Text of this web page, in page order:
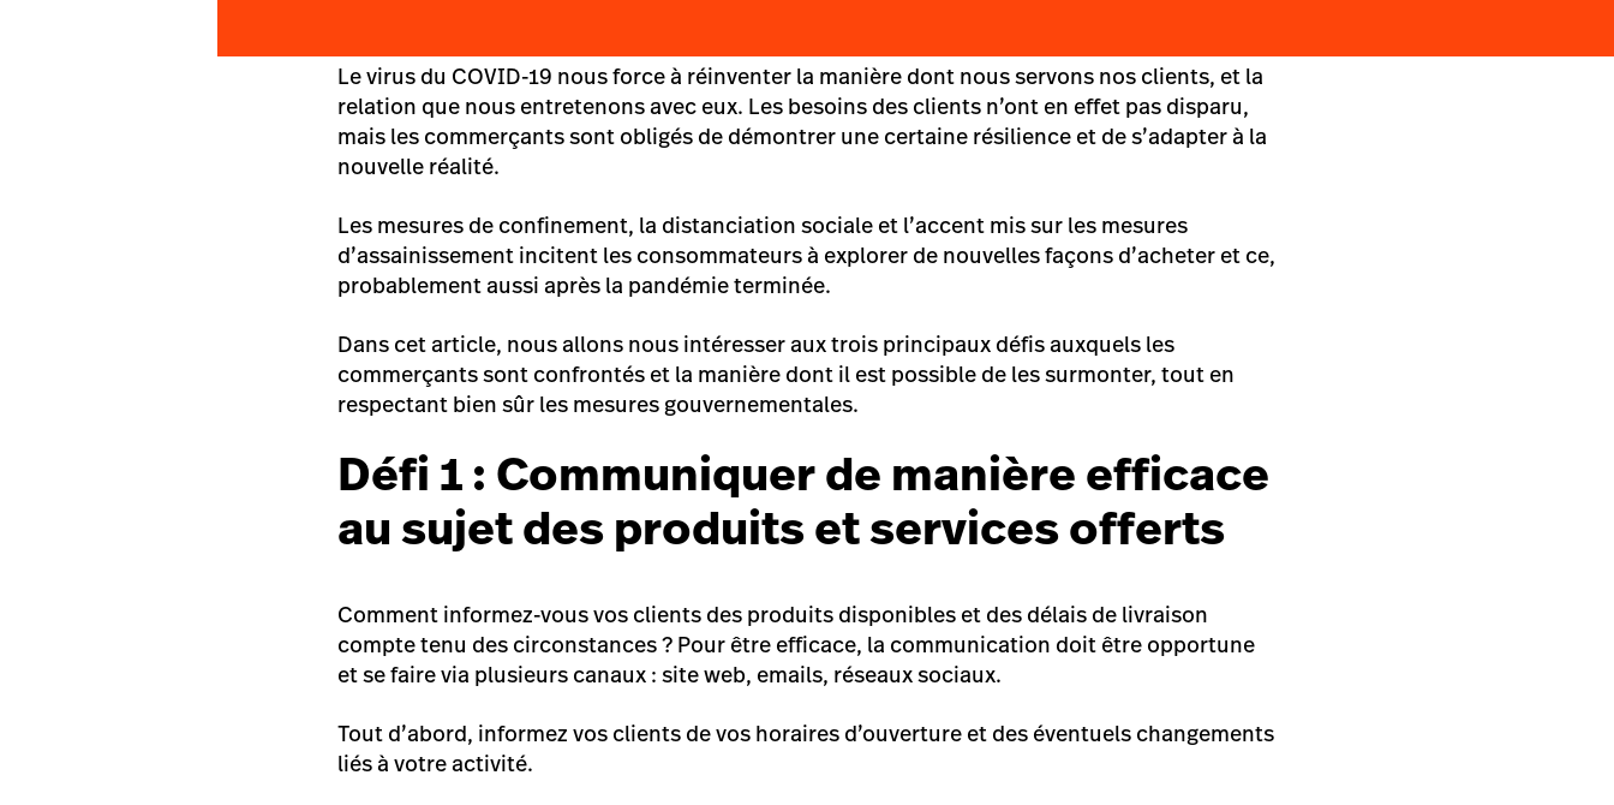
Le virus du COVID-19 nous force à réinventer la manière dont nous servons nos clients, et la
relation que nous entretenons avec eux. Les besoins des clients n’ont en effet pas disparu,
mais les commerçants sont obligés de démontrer une certaine résilience et de s’adapter à la
nouvelle réalité.
Les mesures de confinement, la distanciation sociale et l’accent mis sur les mesures
d’assainissement incitent les consommateurs à explorer de nouvelles façons d’acheter et ce,
probablement aussi après la pandémie terminée.
Dans cet article, nous allons nous intéresser aux trois principaux défis auxquels les
commerçants sont confrontés et la manière dont il est possible de les surmonter, tout en
respectant bien sûr les mesures gouvernementales.
Défi 1 : Communiquer de manière efficace
au sujet des produits et services offerts
Comment informez-vous vos clients des produits disponibles et des délais de livraison
compte tenu des circonstances ? Pour être efficace, la communication doit être opportune
et se faire via plusieurs canaux : site web, emails, réseaux sociaux.
Tout d’abord, informez vos clients de vos horaires d’ouverture et des éventuels changements
liés à votre activité.